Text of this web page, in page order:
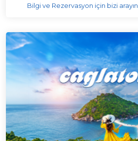
Bilgi ve Rezervasyon için bizi arayın.